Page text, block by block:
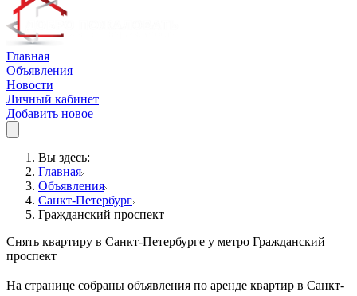
Главная
Объявления
Новости
Личный кабинет
Добавить новое
Вы здесь:
Главная
Объявления
Санкт-Петербург
Гражданский проспект
Снять квартиру в Санкт-Петербурге у метро Гражданский
проспект
На странице собраны объявления по аренде квартир в Санкт-